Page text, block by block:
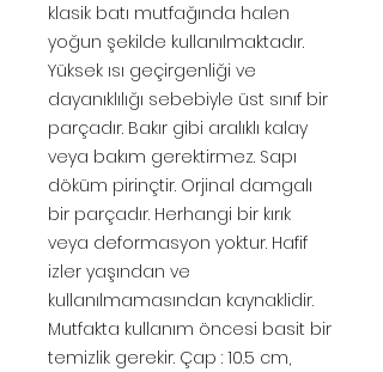
klasik batı mutfağında halen
yoğun şekilde kullanılmaktadır.
Yüksek ısı geçirgenliği ve
dayanıklılığı sebebiyle üst sınıf bir
parçadır. Bakır gibi aralıklı kalay
veya bakım gerektirmez. Sapı
döküm pirinçtir. Orjinal damgalı
bir parçadır. Herhangi bir kırık
veya deformasyon yoktur. Hafif
izler yaşından ve
kullanılmamasından kaynaklidir.
Mutfakta kullanım öncesi basit bir
temizlik gerekir. Çap : 10.5 cm,